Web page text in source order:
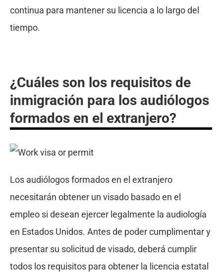
continua para mantener su licencia a lo largo del
tiempo.
¿Cuáles son los requisitos de
inmigración para los audiólogos
formados en el extranjero?
Los audiólogos formados en el extranjero
necesitarán obtener un visado basado en el
empleo si desean ejercer legalmente la audiología
en Estados Unidos. Antes de poder cumplimentar y
presentar su solicitud de visado, deberá cumplir
todos los requisitos para obtener la licencia estatal